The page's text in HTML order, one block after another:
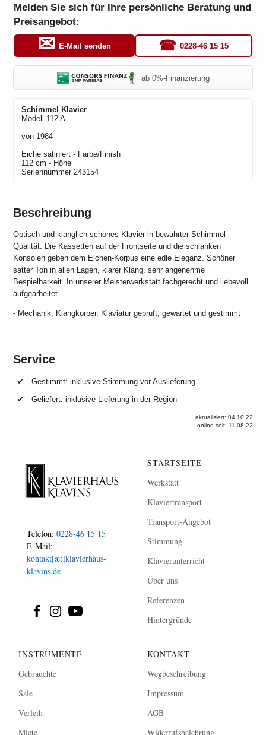
Melden Sie sich für Ihre persönliche Beratung und
Preisangebot:
E-Mail senden 0228-46 15 15
ab 0%-Finanzierung
Schimmel
Klavier
Modell
112 A
von 1984
Eiche satiniert - Farbe/Finish
112 cm - Höhe
Seriennummer 243154
Beschreibung
Optisch und klanglich schönes Klavier in bewährter Schimmel-
Qualität. Die Kassetten auf der Frontseite und die schlanken
Konsolen geben dem Eichen-Korpus eine edle Eleganz. Schöner
satter Ton in allen Lagen, klarer Klang, sehr angenehme
Bespielbarkeit. In unserer Meisterwerkstatt fachgerecht und liebevoll
aufgearbeitet.
- Mechanik, Klangkörper, Klaviatur geprüft, gewartet und gestimmt
Service
Gestimmt: inklusive Stimmung vor Auslieferung
Geliefert: inklusive Lieferung in der Region
aktualisiert: 04.10.22
online seit: 11.08.22
Telefon:0228-46 15 15
E-Mail:
kontakt[æt]klavierhaus-
klavins.de
STARTSEITE
Werkstatt
Klaviertransport
Transport-Angebot
Stimmung
Klavierunterricht
Über uns
Referenzen
Hintergründe
INSTRUMENTE
Gebrauchte
Sale
Verleih
Miete
KONTAKT
Wegbeschreibung
Impressum
AGB
Widerrufsbelehrung